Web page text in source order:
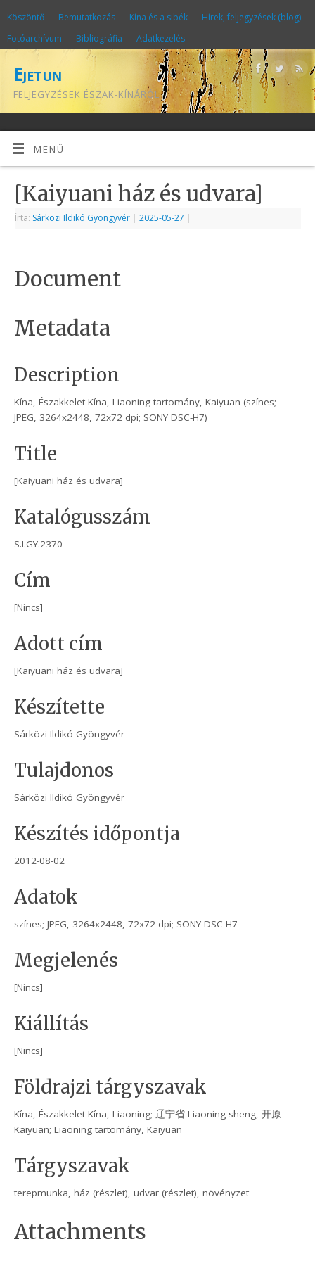
Köszöntő Bemutatkozás Kína és a sibék
Hírek, feljegyzések (blog)
Fotóarchívum
Bibliográfia Adatkezelés
Ejetun
FELJEGYZÉSEK ÉSZAK-KÍNÁRÓL
MENÜ
[Kaiyuani ház és udvara]
Írta: Sárközi Ildikó Gyöngyvér | 2025-05-27 |
Document
Metadata
Description
Kína, Északkelet-Kína, Liaoning tartomány, Kaiyuan (színes;
JPEG, 3264x2448, 72x72 dpi; SONY DSC-H7)
Title
[Kaiyuani ház és udvara]
Katalógusszám
S.I.GY.2370
Cím
[Nincs]
Adott cím
[Kaiyuani ház és udvara]
Készítette
Sárközi Ildikó Gyöngyvér
Tulajdonos
Sárközi Ildikó Gyöngyvér
Készítés időpontja
2012-08-02
Adatok
színes; JPEG, 3264x2448, 72x72 dpi; SONY DSC-H7
Megjelenés
[Nincs]
Kiállítás
[Nincs]
Földrajzi tárgyszavak
Kína, Északkelet-Kína, Liaoning; 辽宁省 Liaoning sheng, 开原
Kaiyuan; Liaoning tartomány, Kaiyuan
Tárgyszavak
terepmunka, ház (részlet), udvar (részlet), növényzet
Attachments